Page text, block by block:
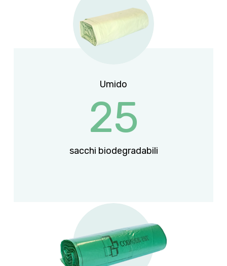
Umido
25
sacchi biodegradabili